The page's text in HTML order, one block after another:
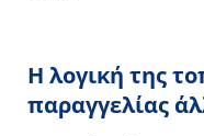
Η λογική της
παραγγελίας